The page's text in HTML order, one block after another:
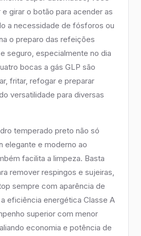
girar o botão para acender as
a necessidade de fósforos ou
o preparo das refeições
seguro, especialmente no dia
bocas a gás GLP são
fritar, refogar e preparar
versatilidade para diversas
temperado preto não só
elegante e moderno ao
facilita a limpeza. Basta
remover respingos e sujeiras,
sempre com aparência de
eficiência energética Classe A
superior com menor
economia e potência de